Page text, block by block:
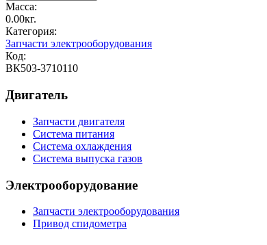
Масса:
0.00кг.
Категория:
Запчасти электрооборудования
Код:
ВК503-3710110
Двигатель
Запчасти двигателя
Система питания
Система охлаждения
Система выпуска газов
Электрооборудование
Запчасти электрооборудования
Привод спидометра